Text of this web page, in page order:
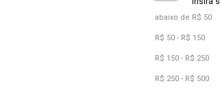
abaixo de R$ 50
R$ 50 - R$ 150
R$ 150 - R$ 250
R$ 250 - R$ 500